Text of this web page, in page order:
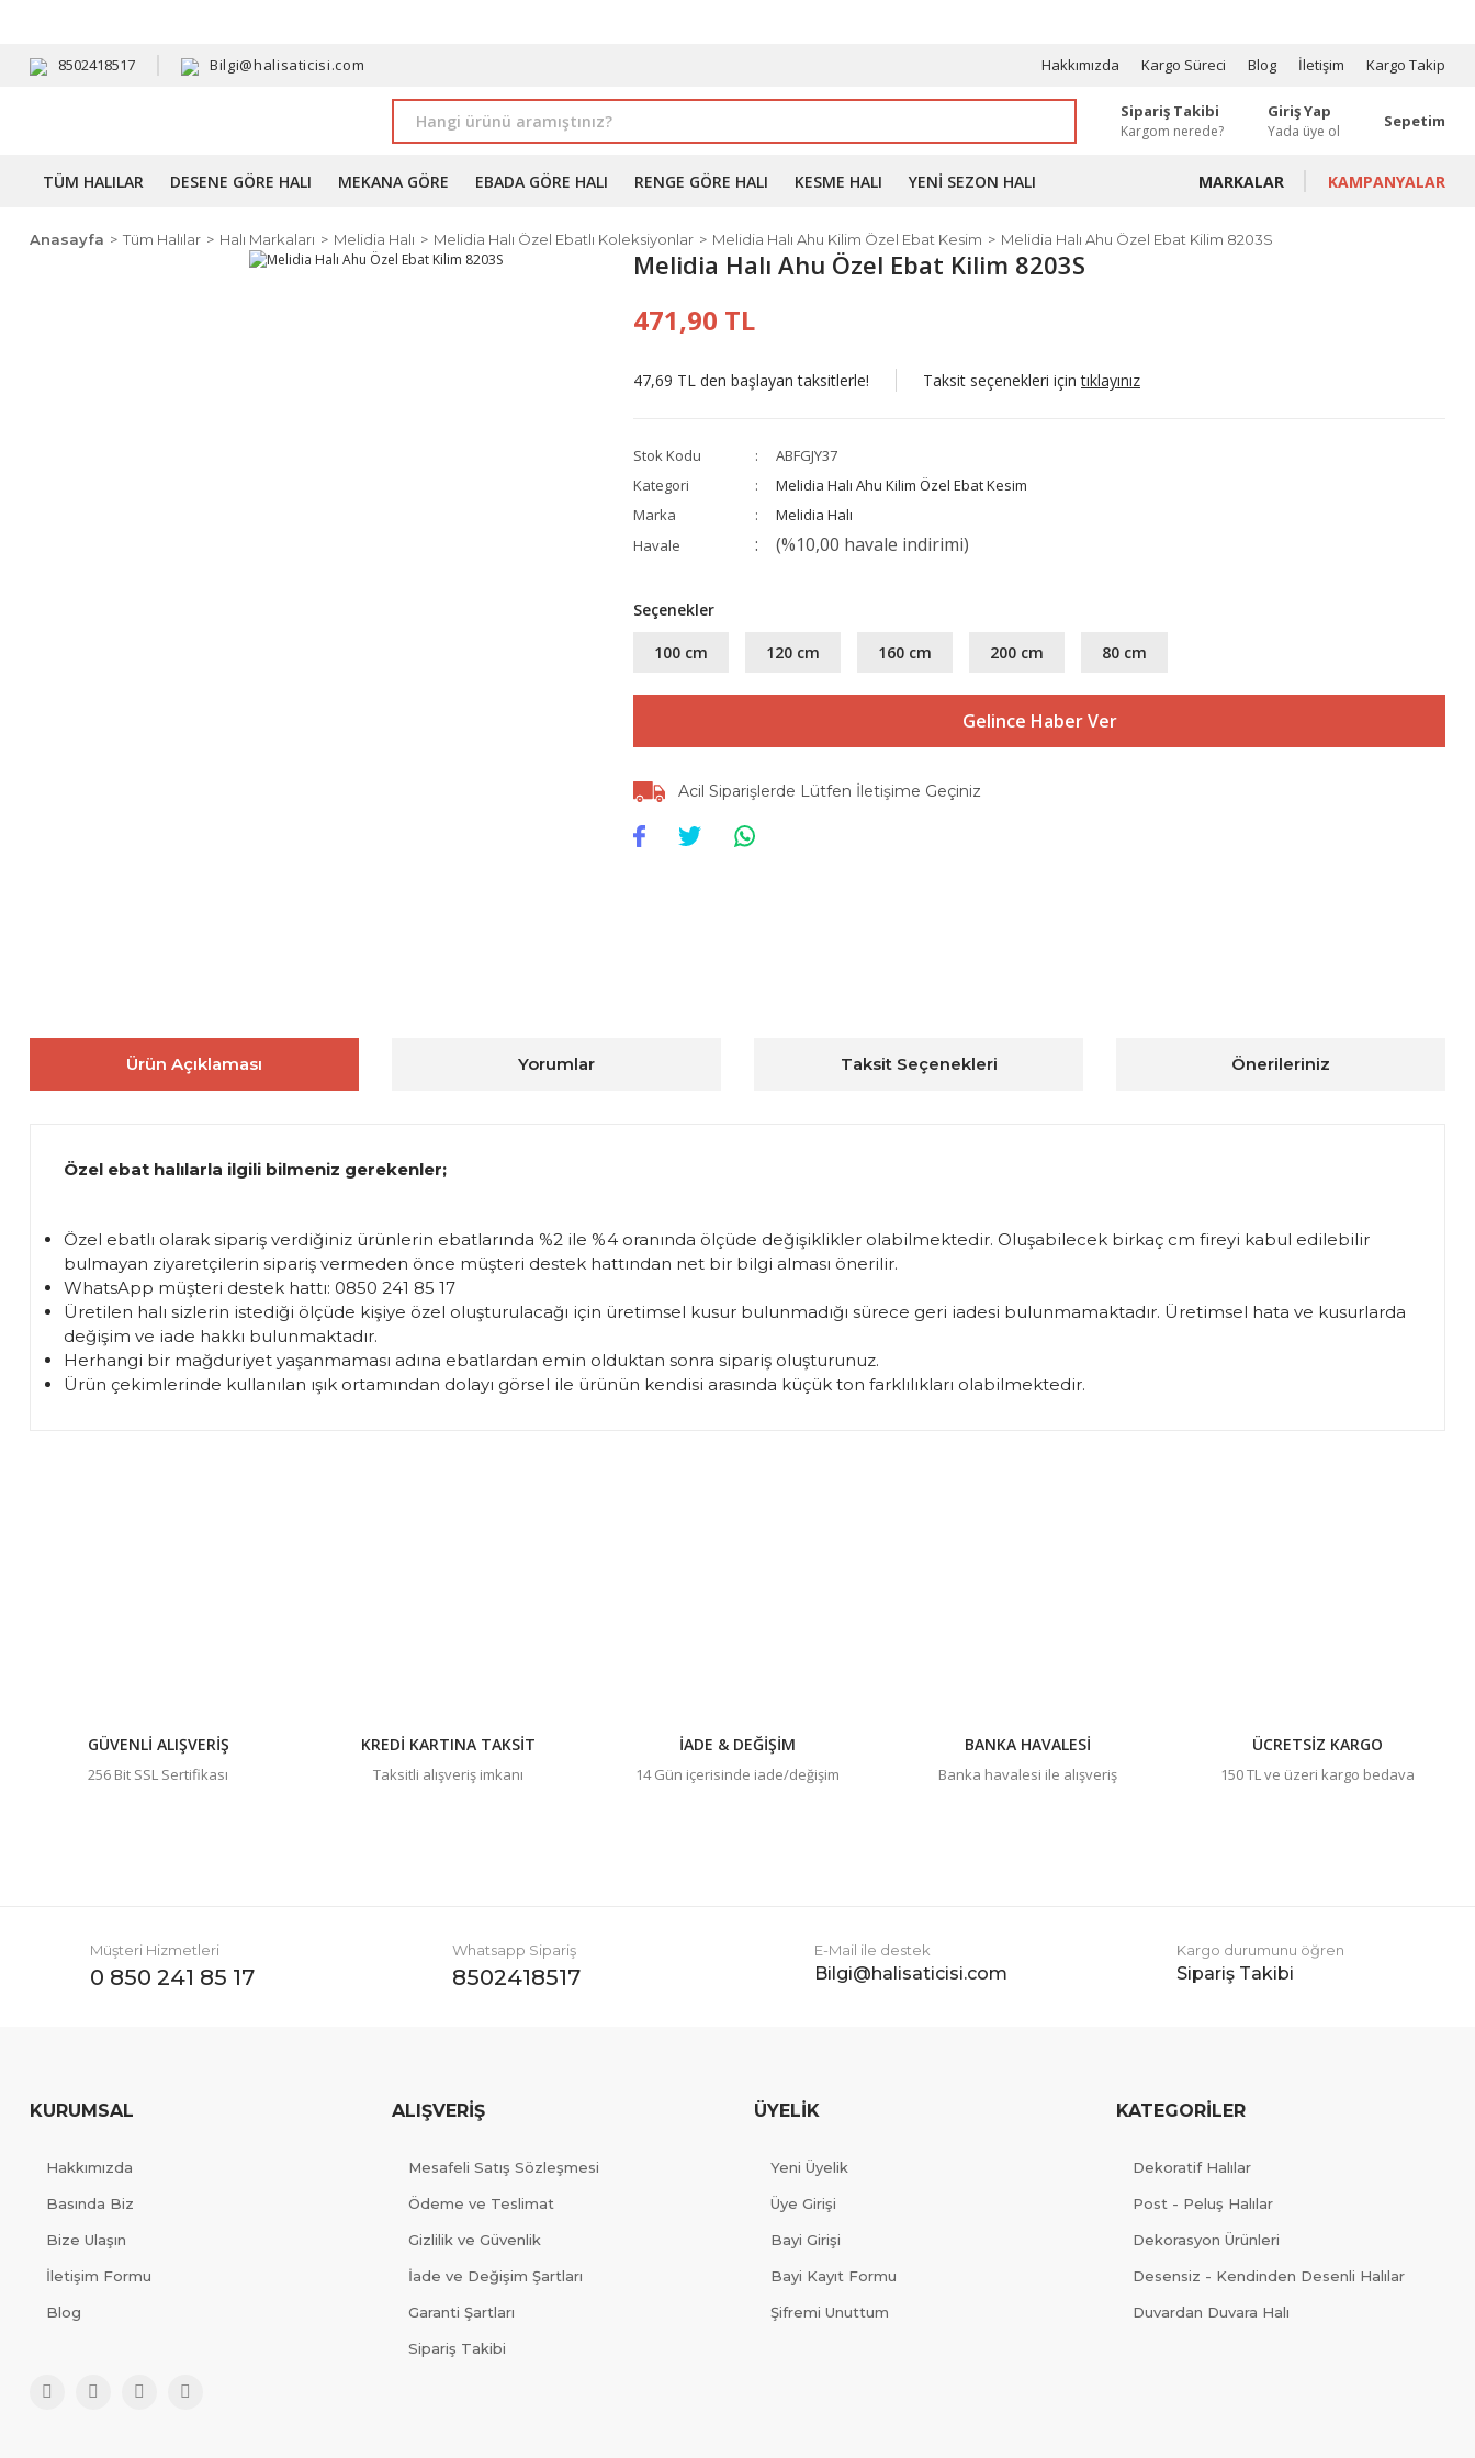
8502418517 Bilgi@halisaticisi.com Hakkımızda Kargo Süreci Blog İletişim Kargo Takip
Sipariş Takibi
Kargom nerede?
Giriş Yap
Yada üye ol
Sepetim
TÜM HALILAR DESENE GÖRE HALI MEKANA GÖRE EBADA GÖRE HALI RENGE GÖRE HALI KESME HALI YENI SEZON HALI MARKALAR KAMPANYALAR
Anasayfa Tüm Halılar Halı Markaları Melidia Halı Melidia Halı Özel Ebatlı Koleksiyonlar Melidia Halı Ahu Kilim Özel Ebat Kesim Melidia Halı Ahu Özel Ebat Kilim 8203S
Melidia Halı Ahu Özel Ebat Kilim 8203S
471,90 TL
47,69 TL den başlayan taksitlerle! Taksit seçenekleri içintıklayınız
Stok Kodu
ABFGJY37
Kategori
Melidia Halı Ahu Kilim Özel Ebat Kesim
Marka
Melidia Halı
Havale
(%10,00 havale indirimi)
Seçenekler
100 cm 120 cm 160 cm 200 cm 80 cm
Gelince Haber Ver
Acil Siparişlerde Lütfen İletişime Geçiniz
Ürün Açıklaması Yorumlar Taksit Seçenekleri Önerileriniz
Özel ebat halılarla ilgili bilmeniz gerekenler;
Özel ebatlı olarak sipariş verdiğiniz ürünlerin ebatlarında %2 ile %4 oranında ölçüde değişiklikler olabilmektedir. Oluşabilecek birkaç cm fireyi kabul edilebilir
bulmayan ziyaretçilerin sipariş vermeden önce müşteri destek hattından net bir bilgi alması önerilir.
WhatsApp müşteri destek hattı: 0850 241 85 17
Üretilen halı sizlerin istediği ölçüde kişiye özel oluşturulacağı için üretimsel kusur bulunmadığı sürece geri iadesi bulunmamaktadır. Üretimsel hata ve kusurlarda
değişim ve iade hakkı bulunmaktadır.
Herhangi bir mağduriyet yaşanmaması adına ebatlardan emin olduktan sonra sipariş oluşturunuz.
Ürün çekimlerinde kullanılan ışık ortamından dolayı görsel ile ürünün kendisi arasında küçük ton farklılıkları olabilmektedir.
GÜVENLİ ALIŞVERİŞ
256 Bit SSL Sertifikası
KREDİ KARTINA TAKSİT
Taksitli alışveriş imkanı
İADE & DEĞİŞİM
14 Gün içerisinde iade/değişim
BANKA HAVALESİ
Banka havalesi ile alışveriş
ÜCRETSİZ KARGO
150 TL ve üzeri kargo bedava
Müşteri Hizmetleri
0 850 241 85 17
Whatsapp Sipariş
8502418517
E-Mail ile destek
Bilgi@halisaticisi.com
Kargo durumunu öğren
Sipariş Takibi
KURUMSAL
Hakkımızda
Basında Biz
Bize Ulaşın
İletişim Formu
Blog
ALIŞVERİŞ
Mesafeli Satış Sözleşmesi
Ödeme ve Teslimat
Gizlilik ve Güvenlik
İade ve Değişim Şartları
Garanti Şartları
Sipariş Takibi
ÜYELİK
Yeni Üyelik
Üye Girişi
Bayi Girişi
Bayi Kayıt Formu
Şifremi Unuttum
KATEGORİLER
Dekoratif Halılar
Post - Peluş Halılar
Dekorasyon Ürünleri
Desensiz - Kendinden Desenli Halılar
Duvardan Duvara Halı